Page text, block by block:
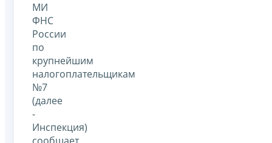
МИ
ФНС
России
по
крупнейшим
налогоплательщикам
№7
(далее
-
Инспекция)